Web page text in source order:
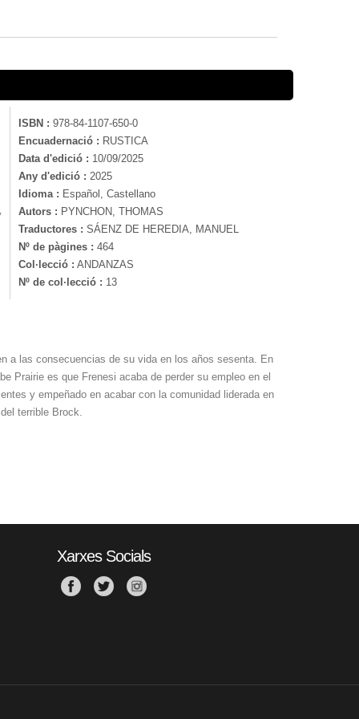
ISBN : 978-84-1107-650-0
Encuadernació : RUSTICA
Data d'edició : 10/09/2025
Any d'edició : 2025
Idioma : Español, Castellano
Autors : PYNCHON, THOMAS
Traductores : SÁENZ DE HEREDIA, MANUEL
Nº de pàgines : 464
Col·lecció : ANDANZAS
Nº de col·lecció : 13
a las consecuencias de su vida en los años sesenta. En
Prairie es que Frenesi acaba de perder su empleo en el
y empeñado en acabar con la comunidad liderada en
terrible Brock.
Xarxes Socials